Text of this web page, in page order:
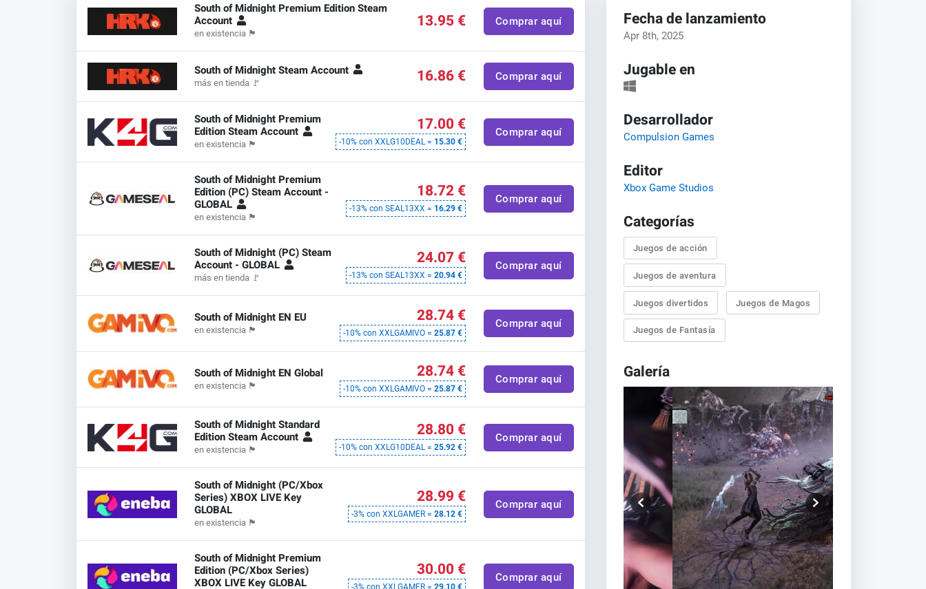
South of Midnight Premium Edition Steam
Account
en existencia 🏴
13.95 € Comprar aquí
South of Midnight Steam Account
más en tienda 🚩 16.86 € Comprar aquí
South of Midnight Premium
Edition Steam Account
en existencia 🏴
17.00 €
-10% con XXLG10DEAL = 15.30 €
Comprar aquí
South of Midnight Premium
Edition (PC) Steam Account -
GLOBAL
en existencia 🏴
18.72 €
-13% con SEAL13XX = 16.29 €
Comprar aquí
South of Midnight (PC) Steam
Account - GLOBAL
más en tienda 🚩
24.07 €
-13% con SEAL13XX = 20.94 €
Comprar aquí
South of Midnight EN EU
en existencia 🏴
28.74 €
-10% con XXLGAMIVO = 25.87 €
Comprar aquí
South of Midnight EN Global
en existencia 🏴
28.74 €
-10% con XXLGAMIVO = 25.87 €
Comprar aquí
South of Midnight Standard
Edition Steam Account
en existencia 🏴
28.80 €
-10% con XXLG10DEAL = 25.92 €
Comprar aquí
South of Midnight (PC/Xbox
Series) XBOX LIVE Key
GLOBAL
en existencia 🏴
28.99 €
-3% con XXLGAMER = 28.12 €
Comprar aquí
South of Midnight Premium
Edition (PC/Xbox Series)
XBOX LIVE Key GLOBAL
30.00 €
-3% con XXLGAMER = 29.10 €
Comprar aquí
Fecha de lanzamiento
Apr 8th, 2025
Jugable en
Desarrollador
Compulsion Games
Editor
Xbox Game Studios
Categorías
Juegos de acción
Juegos de aventura
Juegos divertidos Juegos de Magos
Juegos de Fantasía
Galería